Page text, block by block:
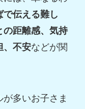
で伝える難し
の距離感、気持
、不安などが関
多いお子さま